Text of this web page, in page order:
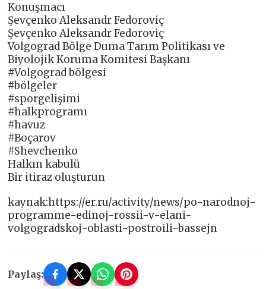
Konuşmacı
Şevçenko Aleksandr Fedoroviç
Şevçenko Aleksandr Fedoroviç
Volgograd Bölge Duma Tarım Politikası ve
Biyolojik Koruma Komitesi Başkanı
#Volgograd bölgesi
#bölgeler
#sporgelişimi
#halkprogramı
#havuz
#Boçarov
#Shevchenko
Halkın kabulü
Bir itiraz oluşturun
kaynak:https://er.ru/activity/news/po-narodnoj-
programme-edinoj-rossii-v-elani-
volgogradskoj-oblasti-postroili-bassejn
Paylaş: